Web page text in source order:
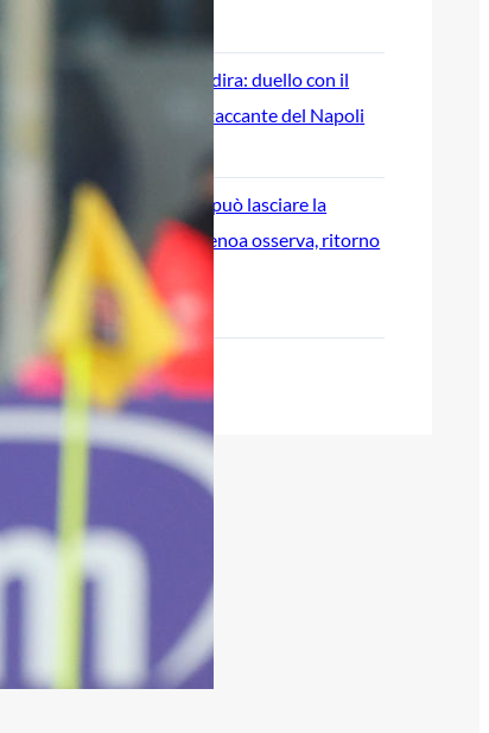
Genoa su Cheddira: duello con il
Cagliari per l’attaccante del Napoli
Gudmundsson può lasciare la
Fiorentina: il Genoa osserva, ritorno
possibile?
8 Agosto 2026